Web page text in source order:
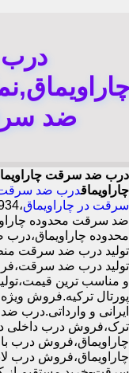
ضد
درب ضد سرقت
چاراویماقدرب ضد سرقت
سرقت در چاراویماق
ضد سرقت محدوده
محدوده
تولید درب ضد سرقت
تولید درب ضد
و مناسب ترین
پورتال ترکیه.فروش
ایرانی و
ترک،فروش درب داخلی در
چاراویماق،فروش درب
چاراویماق،فروش درب